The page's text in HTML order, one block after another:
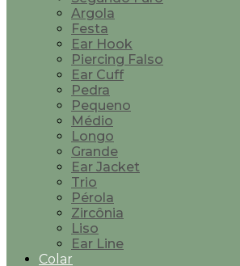
Argola
Festa
Ear Hook
Piercing Falso
Ear Cuff
Pedra
Pequeno
Médio
Longo
Grande
Ear Jacket
Trio
Pérola
Zircônia
Liso
Ear Line
Colar